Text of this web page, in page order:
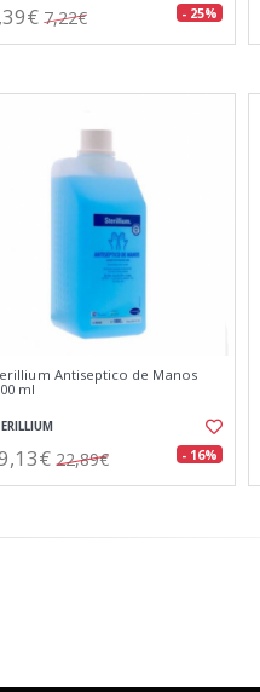
7,22€ - 25%
Antiseptico de Manos
ml
22,89€ - 16%